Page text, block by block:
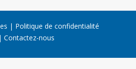
Politique de confidentialité
Contactez-nous